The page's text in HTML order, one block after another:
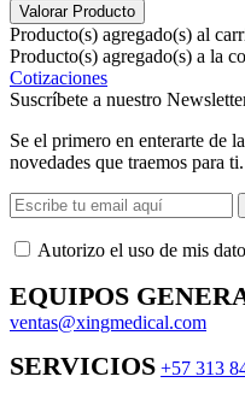
Valorar Producto
Producto(s) agregado(s) al
Producto(s) agregado(s) a la
Cotizaciones
Suscríbete a nuestro
Se el primero en enterarte de
novedades que traemos para ti.
Autorizo ​​el uso de mis
EQUIPOS
ventas@xingmedical.com
SERVICIOS +57 313